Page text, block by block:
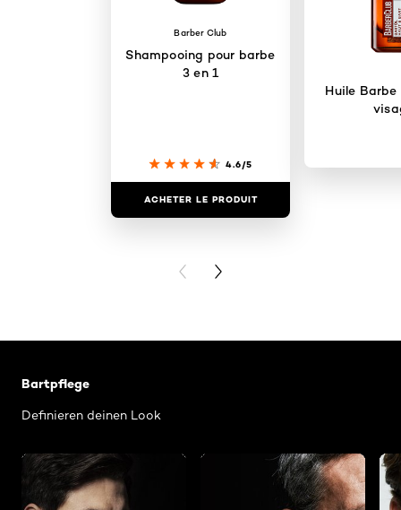
Barber Club
Shampooing pour barbe
3 en 1
4.6/5
ACHETER LE PRODUIT
Huile
PREVIOUS CARD
NEXT CARD
Bartpflege
Definieren deinen Look